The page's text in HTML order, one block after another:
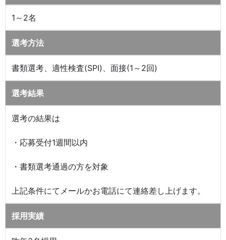
1～2名
選考方法
書類選考、適性検査(SPI)、面接(1～2回)
選考結果
選考の結果は
・応募受付1週間以内
・書類選考通過の方を対象
上記条件にてメールかお電話にて連絡差し上げます。
採用実績